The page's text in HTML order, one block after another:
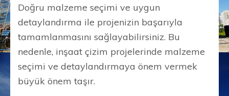
Doğru malzeme seçimi ve uygun
detaylandırma ile projenizin başarıyla
tamamlanmasını sağlayabilirsiniz. Bu
nedenle, inşaat çizim projelerinde malzeme
seçimi ve detaylandırmaya önem vermek
büyük önem taşır.